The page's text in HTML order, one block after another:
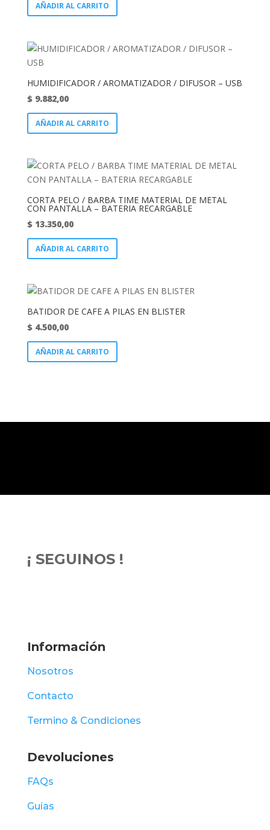
AÑADIR AL CARRITO
HUMIDIFICADOR / AROMATIZADOR / DIFUSOR – USB
$9.882,00
AÑADIR AL CARRITO
CORTA PELO / BARBA TIME MATERIAL DE METAL
CON PANTALLA – BATERIA RECARGABLE
$13.350,00
AÑADIR AL CARRITO
BATIDOR DE CAFE A PILAS EN BLISTER
$4.500,00
AÑADIR AL CARRITO
¡ SEGUINOS !
Información
Nosotros
Contacto
Termino & Condiciones
Devoluciones
FAQs
Guías